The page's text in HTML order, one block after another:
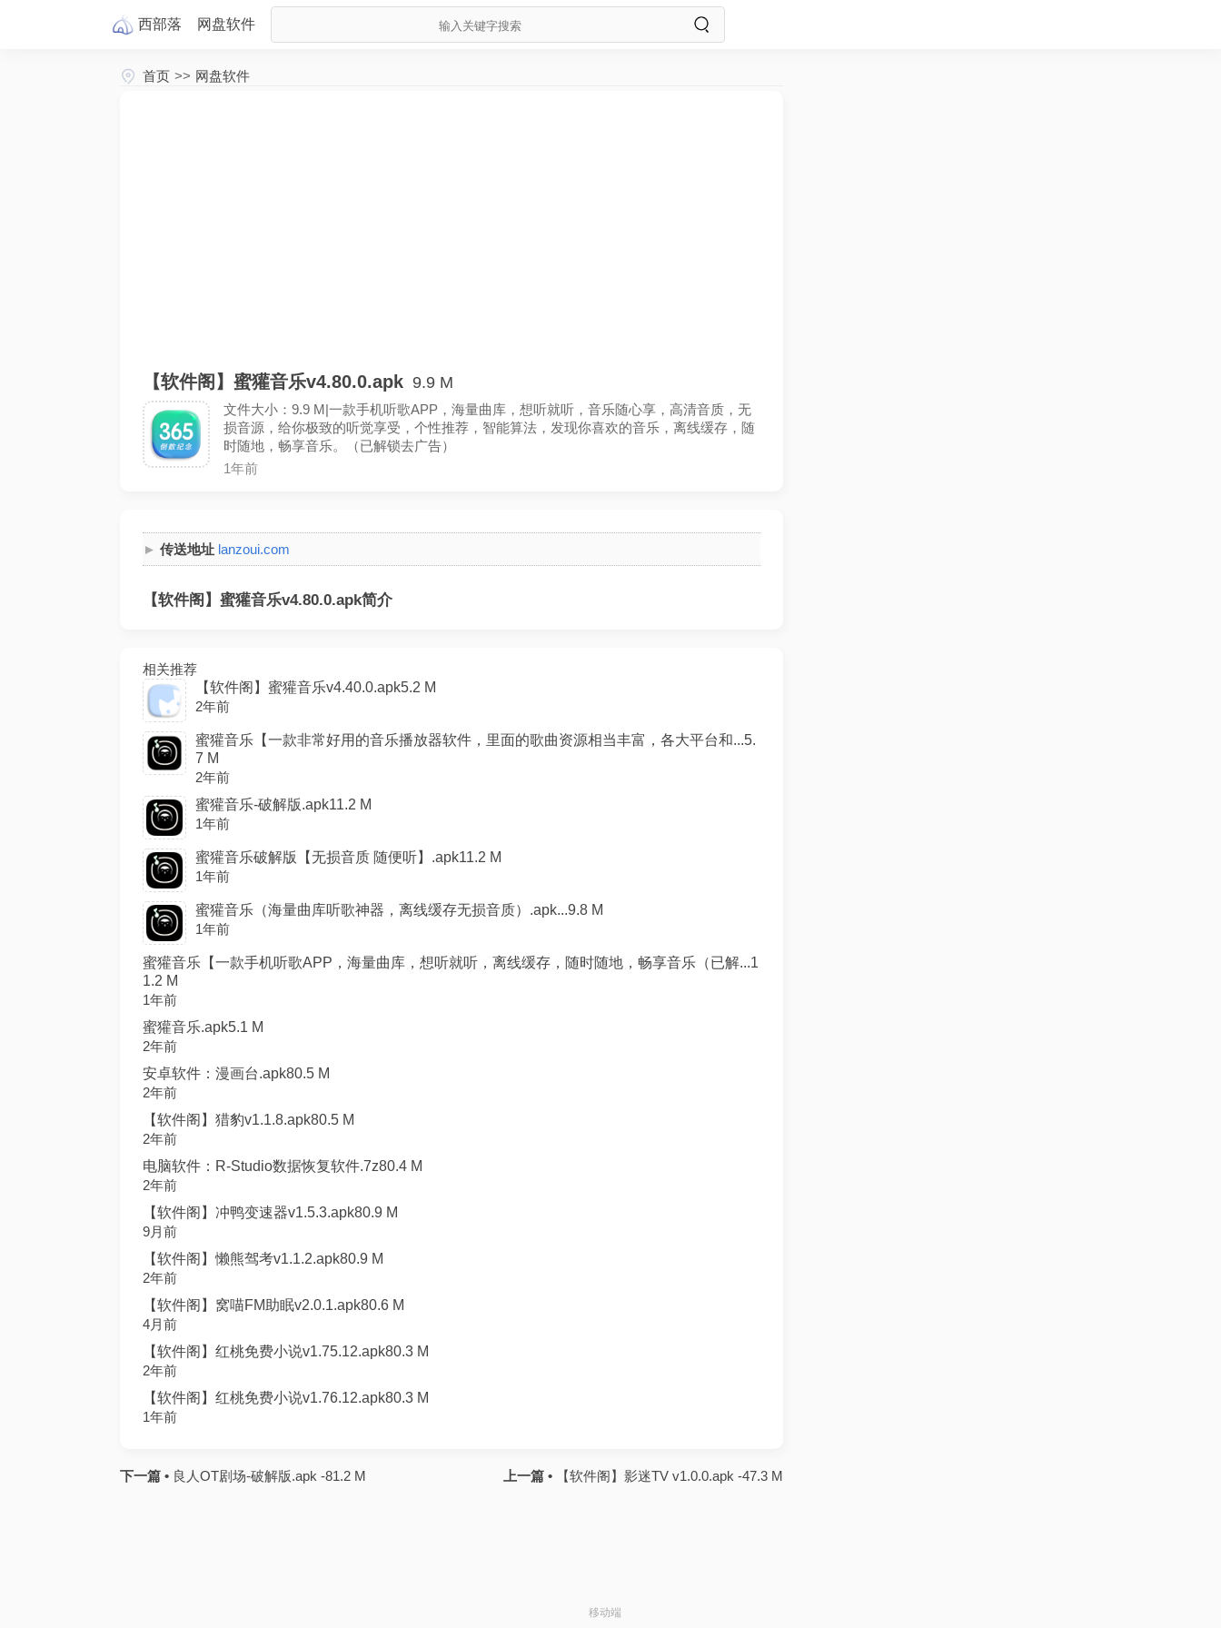
西部落 网盘软件
首页 >> 网盘软件
【软件阁】蜜獾音乐v4.80.0.apk 9.9 M
文件大小：9.9 M|一款手机听歌APP，海量曲库，想听就听，音乐随心享，高清音质，无
损音源，给你极致的听觉享受，个性推荐，智能算法，发现你喜欢的音乐，离线缓存，随
时随地，畅享音乐。（已解锁去广告）
1年前
传送地址 lanzoui.com
【软件阁】蜜獾音乐v4.80.0.apk简介
相关推荐
【软件阁】蜜獾音乐v4.40.0.apk5.2 M
2年前
蜜獾音乐【一款非常好用的音乐播放器软件，里面的歌曲资源相当丰富，各大平台和...5.
7 M
2年前
蜜獾音乐-破解版.apk11.2 M
1年前
蜜獾音乐破解版【无损音质 随便听】.apk11.2 M
1年前
蜜獾音乐（海量曲库听歌神器，离线缓存无损音质）.apk...9.8 M
1年前
蜜獾音乐【一款手机听歌APP，海量曲库，想听就听，离线缓存，随时随地，畅享音乐（已解...1
1.2 M
1年前
蜜獾音乐.apk5.1 M
2年前
安卓软件：漫画台.apk80.5 M
2年前
【软件阁】猎豹v1.1.8.apk80.5 M
2年前
电脑软件：R-Studio数据恢复软件.7z80.4 M
2年前
【软件阁】冲鸭变速器v1.5.3.apk80.9 M
9月前
【软件阁】懒熊驾考v1.1.2.apk80.9 M
2年前
【软件阁】窝喵FM助眠v2.0.1.apk80.6 M
4月前
【软件阁】红桃免费小说v1.75.12.apk80.3 M
2年前
【软件阁】红桃免费小说v1.76.12.apk80.3 M
1年前
下一篇 • 良人OT剧场-破解版.apk -81.2 M 上一篇 • 【软件阁】影迷TV v1.0.0.apk -47.3 M
移动端